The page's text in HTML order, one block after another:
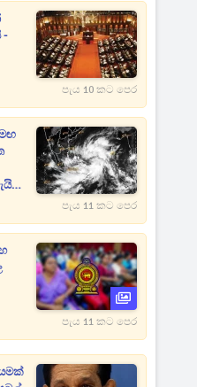
-
පැය 10 කට පෙර
පැය 11 කට පෙර
පැය 11 කට පෙර